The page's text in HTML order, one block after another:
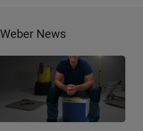
Weber News